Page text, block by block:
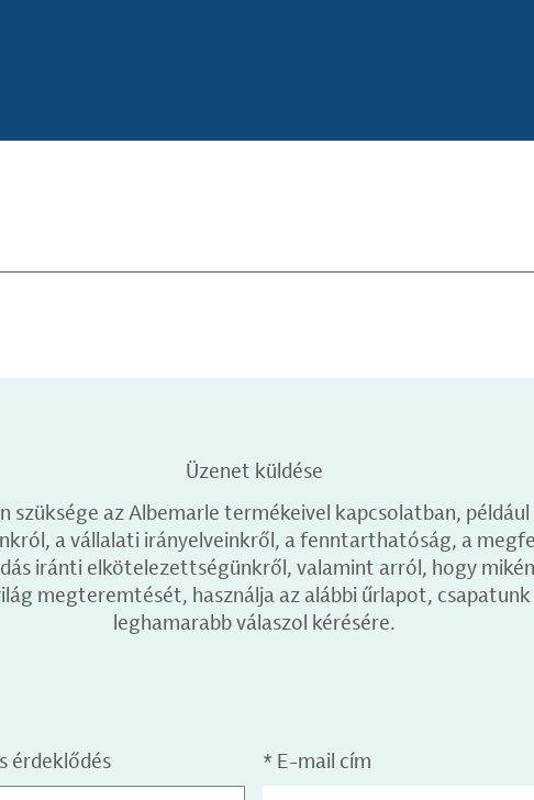
Üzenet küldése
szüksége az Albemarle termékeivel kapcsolatban,
a vállalati irányelveinkről, a fenntarthatóság, a
iránti elkötelezettségünkről, valamint arról, hogy
megteremtését, használja az alábbi űrlapot,
leghamarabb válaszol kérésére.
érdeklődés * E-mail cím